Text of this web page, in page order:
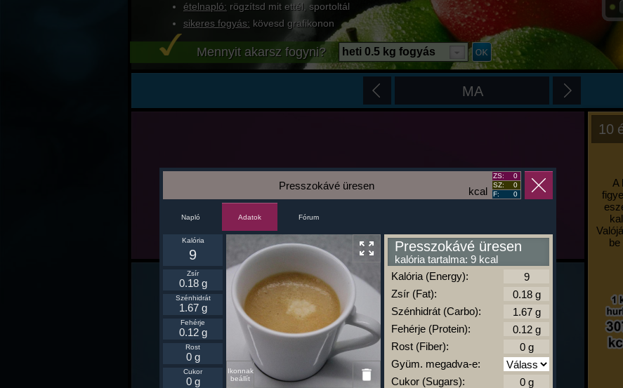
ételnapló: rögzítsd mit ettél, sportoltál
sikeres fogyás: kövesd grafikonon
Mennyit akarsz fogyni? heti 0.5 kg fogyás
MA
10
A
kcal
Presszokávé üresen
ZS:
0
SZ:
0
F:
0
Napló Adatok Fórum
Ikonnak
beállít
Kalória
9
Zsír
0.18 g
Szénhidrát
1.67 g
Fehérje
0.12 g
Rost
0 g
Cukor
0 g
Presszokávé üresen
kalória tartalma: 9 kcal
Kalória (Energy):
Zsír (Fat):
Szénhidrát (Carbo):
Fehérje (Protein):
Rost (Fiber):
Gyüm. megadva-e:
Cukor (Sugars):